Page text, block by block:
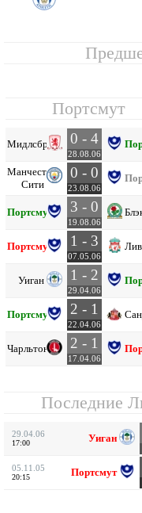
Портсмут
Мидлсбро 0 - 4
28.08.06
Манчестер
Сити
0 - 0
23.08.06
Портсмут 3 - 0
19.08.06
Портсмут 1 - 3
07.05.06
Уиган 1 - 2
29.04.06
Портсмут 2 - 1
22.04.06
Чарльтон 2 - 1
17.04.06
Последние
29.04.06
17:00 Уиган
05.11.05
20:15 Портсмут